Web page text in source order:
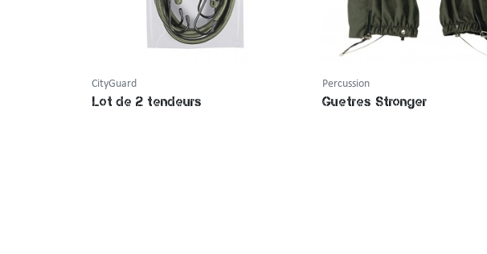
CityGuard
Lot de 2 tendeurs
Percussion
Guetres Stronger